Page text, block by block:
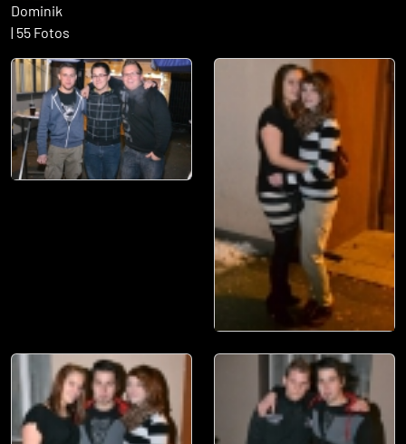
Dominik
| 55 Fotos